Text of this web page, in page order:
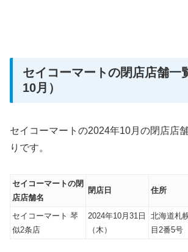
セイコーマートの閉店店舗一
10月）
セイコーマートの2024年10月の閉店店
りです。
セイコーマートの閉
店店舗名
閉店日 住所
セイコーマート 琴
似2条店
2024年10月31日
（木）
北海道札
目2番5号